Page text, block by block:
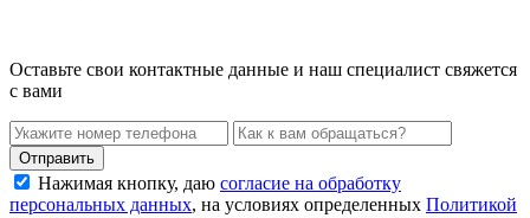
Оставьте свои контактные данные и наш специалист свяжется
с вами
Нажимая кнопку, даю согласие на обработку
персональных данных, на условиях определенных Политикой